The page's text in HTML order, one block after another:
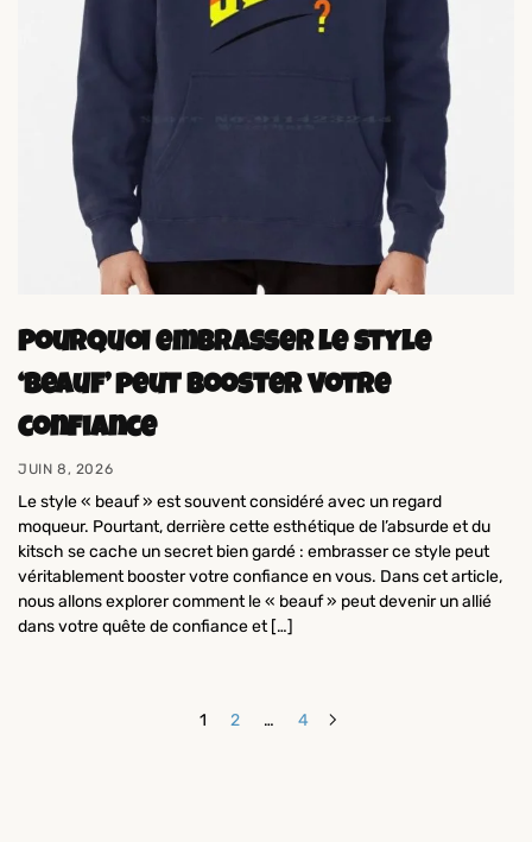
Pourquoi embrasser le style
‘beauf’ peut booster votre
confiance
JUIN 8, 2026
Le style « beauf » est souvent considéré avec un regard
moqueur. Pourtant, derrière cette esthétique de l’absurde et du
kitsch se cache un secret bien gardé : embrasser ce style peut
véritablement booster votre confiance en vous. Dans cet article,
nous allons explorer comment le « beauf » peut devenir un allié
dans votre quête de confiance et […]
1 2 … 4